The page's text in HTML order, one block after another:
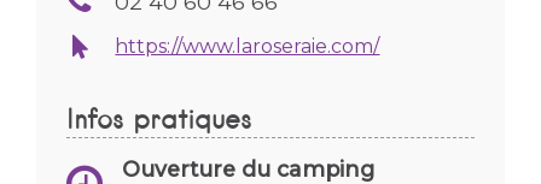
https://www.laroseraie.com/
Infos pratiques
Ouverture du camping